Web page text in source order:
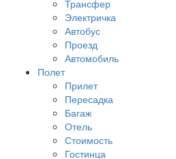
Трансфер
Электричка
Автобус
Проезд
Автомобиль
Полет
Прилет
Пересадка
Багаж
Отель
Стоимость
Гостинца